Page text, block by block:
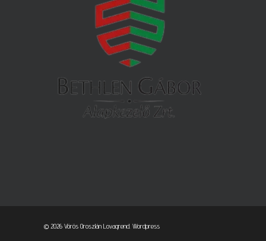
© 2026 Vörös Oroszlán Lovagrend. Wordpress